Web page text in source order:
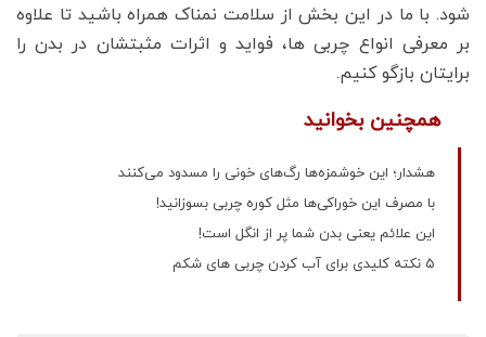
شود. با ما در این بخش از سلامت نمناک همراه باشید تا علاوه
بر معرفی انواع چربی ها، فواید و اثرات مثبتشان در بدن را
برایتان بازگو کنیم.
همچنین بخوانید
هشدار؛ این خوشمزه‌‌ها رگ‌های خونی را مسدود می‌کنند
با مصرف این خوراکی‌ها مثل کوره چربی بسوزانید!
این علائم یعنی بدن شما پر از انگل است!
۵ نکته کلیدی برای آب کردن چربی های شکم